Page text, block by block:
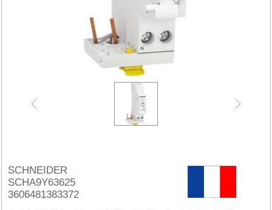
SCHNEIDER
SCHA9Y63625
3606481383372